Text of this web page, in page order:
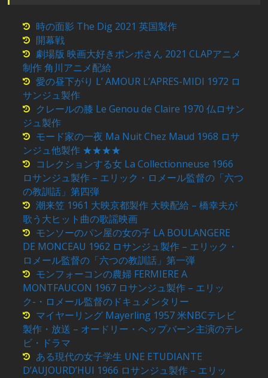
時の面影 The Dig 2021 英国製作
開幕戦
劇場版 映画大好きポンポさん 2021 CLAPアニメ
制作 角川アニメ配給
愛の昼下がり L’ AMOUR L’APRES-MIDI 1972 ロ
サンジュ製作
クレールの膝 Le Genou de Claire 1970 仏ロサン
ジュ製作
モード家の一夜 Ma Nuit Chez Maud 1968 ロサ
ンジュ他製作 ★★★★
コレクションする女 La Collectionneuse 1966
ロサンジュ製作 – エリック・ロメール監督の「六つ
の教訓話」第四弾
潮来笠 1961 大映京都製作 大映配給 – 橋幸夫が
歌う大ヒット曲の歌謡映画
モンソーのパン屋の女の子 LA BOULANGERE
DE MONCEAU 1962 ロサンジュ製作 – エリック・
ロメール監督の「六つの教訓話」第一弾
モンフォーコンの農婦 FERMIERE A
MONTFAUCON 1967 ロサンジュ製作 – エリッ
ク-・ロメール監督のドキュメンタリー
マイヤーリング Mayerling 1957 米NBCテレビ
製作・放送 – オードリー・ヘップバーン主演のテレ
ビ・ドラマ
ある現代の女子学生 UNE ETUDIANTE
D’AUJOURD’HUI 1966 ロサンジュ製作 – エリッ